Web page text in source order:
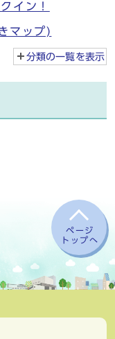
イン！
マップ)
分類の一覧を表示
ページ
トップへ